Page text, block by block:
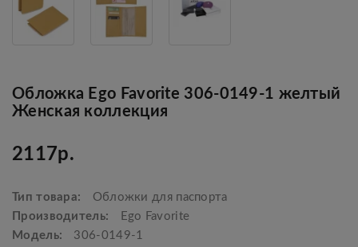
Обложка Ego Favorite 306-0149-1 желтый
Женская коллекция
2117р.
Тип товара:
Обложки для паспорта
Производитель:
Ego Favorite
Модель:
306-0149-1